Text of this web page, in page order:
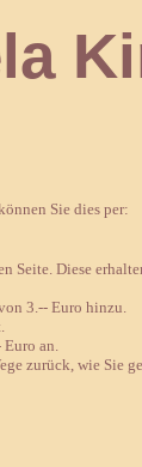
Sie dies per:
Diese
3.-- Euro hinzu.
Euro an.
zurück, wie Sie